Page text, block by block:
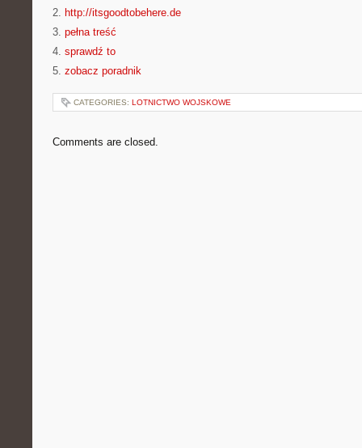
2. http://itsgoodtobehere.de
3. pełna treść
4. sprawdź to
5. zobacz poradnik
CATEGORIES: LOTNICTWO WOJSKOWE
Comments are closed.